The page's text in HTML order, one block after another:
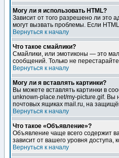
Могу ли я использовать HTML?
Зависит от того разрешено ли это
могут вызвать проблемы. Если
Вернуться к началу
Что такое смайлики?
Смайлики, или эмотиконы — это
сообщений. Только не
Вернуться к началу
Могу ли я вставлять картинки?
Вы можете вставлять картинки в
unknown-place.net/my-picture.gif. Вы
почтовых ящиках mail.ru, на
Вернуться к началу
Что такое «Объявление»?
Объявление чаще всего содержит
зависит от вашего уровня
Вернуться к началу